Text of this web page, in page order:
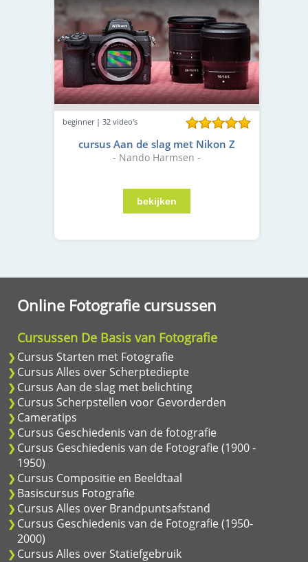
beginner | 32 video's
cursus Aan de slag met Nikon Z
- Nando Harmsen -
Online Fotografie cursussen
Cursussen De Basis van Fotografie
Cursus Starten met Fotografie
Cursus Alles over Scherptediepte
Cursus Aan de slag met belichting
Cursus Scherpstellen voor Gevorderden
Cameratips
Cursus Geschiedenis van de fotografie
Cursus Geschiedenis van de Fotografie (1900 -
1950)
Cursus Compositie en Beeldtaal
Basiscursus Fotografie
Cursus Alles over Brandpuntsafstand
Cursus Geschiedenis van de Fotografie (1950-
2000)
Cursus Alles over Statiefgebruik